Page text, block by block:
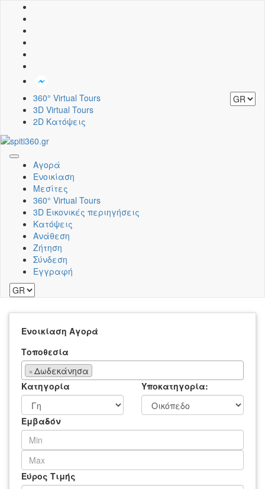
360° Virtual Tours
3D Virtual Tours
2D Κατόψεις
Toggle
navigation
Αγορά
Ενοικίαση
Μεσίτες
360° Virtual Tours
3D Εικονικές περιηγήσεις
Κατόψεις
Ανάθεση
Ζήτηση
Σύνδεση
Εγγραφή
Ενοικίαση Αγορά
Τοποθεσία
×Δωδεκάνησα
Κατηγορία
Υποκατηγορία:
Εμβαδόν
Εύρος Τιμής